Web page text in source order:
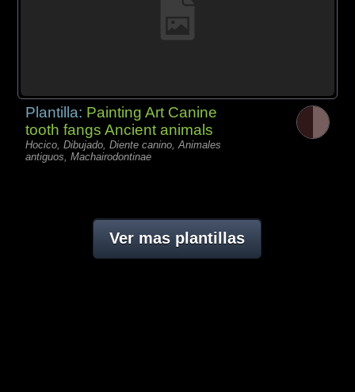
Plantilla: Painting Art Canine
tooth fangs Ancient animals
Hocico, Dibujado, Diente canino, Animales
antiguos, Machairodontinae
Ver mas plantillas